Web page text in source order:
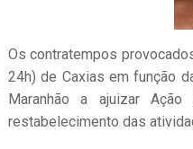
Os contratempos
24h) de Caxias em função
Maranhão a ajuizar
restabelecimento das